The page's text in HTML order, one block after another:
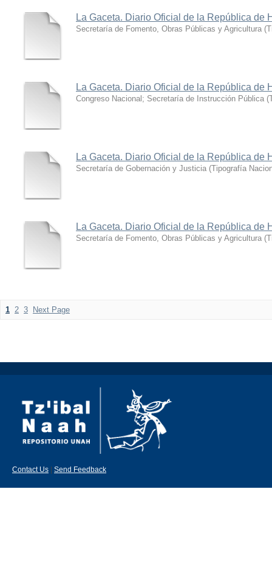
La Gaceta. Diario Oficial de la República de
Secretaría de Fomento, Obras Públicas y Agricultura (
La Gaceta. Diario Oficial de la República de
Congreso Nacional; Secretaría de Instrucción Pública (
La Gaceta. Diario Oficial de la República de
Secretaría de Gobernación y Justicia (Tipografía
La Gaceta. Diario Oficial de la República de
Secretaría de Fomento, Obras Públicas y Agricultura (
1 2 3 Next Page
Contact Us Send Feedback